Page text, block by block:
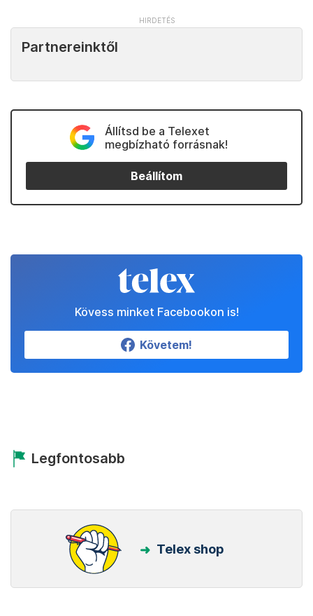
Partnereinktől
Állítsd be a Telexet
megbízható forrásnak!
Beállítom
Kövess minket Facebookon is!
Követem!
Legfontosabb
Telex shop